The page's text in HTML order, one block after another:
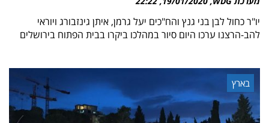
יו"ר כחול לבן בני גנץ והח"כים יעל גרמן, איתן גינזבורג ויוראי
להב-הרצנו ערכו היום סיור במהלכו ביקרו בבית הפתוח בירושלים
בארץ